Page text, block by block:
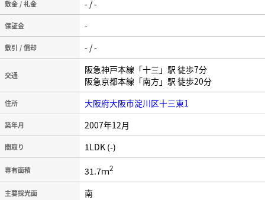
敷金 / 礼金 - / -
保証金 -
敷引 / 償却 - / -
交通
阪急神戸本線「十三」駅 徒歩7分
阪急京都本線「南方」駅 徒歩20分
住所 大阪府大阪市淀川区十三東1
築年月 2007年12月
間取り 1LDK (-)
専有面積 31.7ｍ2
主要採光面 南